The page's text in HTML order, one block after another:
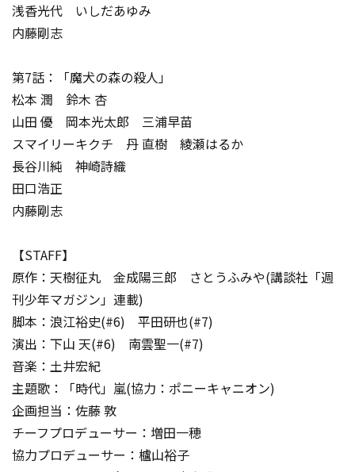
浅香光代 いしだあゆみ
内藤剛志
第7話：「魔犬の森の殺人」
松本 潤 鈴木 杏
山田 優 岡本光太郎 三浦早苗
スマイリーキクチ 丹 直樹 綾瀬はるか
長谷川純 神崎詩織
田口浩正
内藤剛志
【STAFF】
原作：天樹征丸 金成陽三郎 さとうふみや(講談社「週
刊少年マガジン」連載)
脚本：浪江裕史(#6) 平田研也(#7)
演出：下山 天(#6) 南雲聖一(#7)
音楽：土井宏紀
主題歌：「時代」嵐(協力：ポニーキャニオン)
企画担当：佐藤 敦
チーフプロデューサー：増田一穂
協力プロデューサー：櫨山裕子